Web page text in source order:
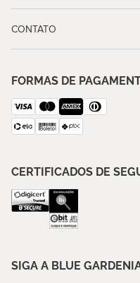
CONTATO
FORMAS DE
CERTIFICADOS DE
SIGA A BLUE